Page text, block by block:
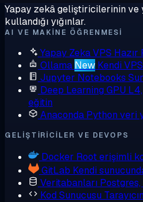
Yapay zekâ geliştiricilerinin ve
kullandığı yığınlar.
AI VE MAKINE ÖĞRENMESI
Yapay Zeka VPS Hazır
Ollama New Kendi
Jupyter Notebooks
Deep Learning GPU
eğitin
Anaconda Python veri
GELIŞTIRICILER VE DEVOPS
Docker Root erişimli
GitLab Kendi
Veritabanları
Kod Sunucusu